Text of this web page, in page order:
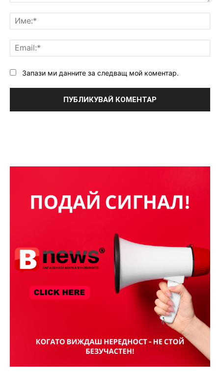
Запази ми данните за следващ мой коментар.